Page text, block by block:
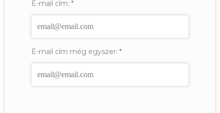
E-mail cím: *
E-mail cím még egyszer: *